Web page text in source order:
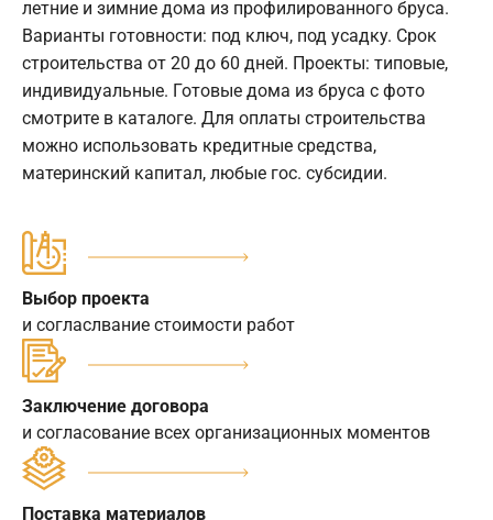
летние и зимние дома из профилированного бруса.
Варианты готовности: под ключ, под усадку. Срок
строительства от 20 до 60 дней. Проекты: типовые,
индивидуальные. Готовые дома из бруса с фото
смотрите в каталоге. Для оплаты строительства
можно использовать кредитные средства,
материнский капитал, любые гос. субсидии.
Выбор проекта
и согласлвание стоимости работ
Заключение договора
и согласование всех организационных моментов
Поставка материалов